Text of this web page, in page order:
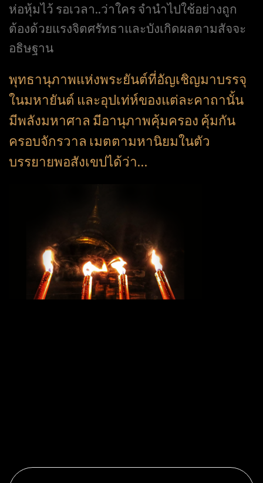
ห่อหุ้มไว้ รอเวลา..ว่าใคร จำนำไปใช้อย่างถูก
ต้องด้วยแรงจิตศรัทธาและบังเกิดผลตามสัจจะ
อธิษฐาน
พุทธานุภาพแห่งพระยันต์ที่อัญเชิญมาบรรจุ
ในมหายันต์ และอุปเท่ห์ของแต่ละคาถานั้น
มีพลังมหาศาล มีอานุภาพคุ้มครอง คุ้มกัน
ครอบจักรวาล เมตตามหานิยมในตัว
บรรยายพอสังเขปได้ว่า…